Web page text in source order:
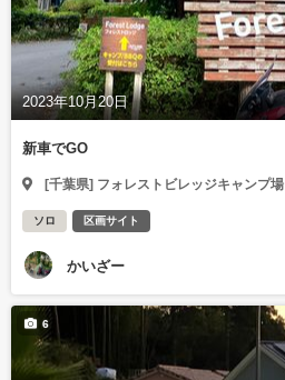
2023年10月20日
新車でGO
[千葉県] フォレストビレッジキャンプ場
ソロ 区画サイト
かいざー
6